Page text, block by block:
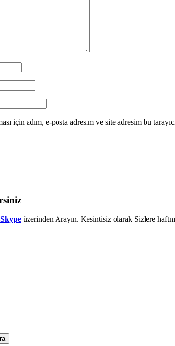
için adım, e-posta adresim ve site adresim bu
Skype üzerinden Arayın. Kesintisiz olarak Sizlere